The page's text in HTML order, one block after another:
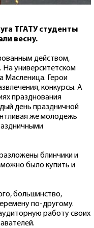
ТГАТУ студенты
весну.
действом,
университетском
Масленица. Герои
конкурсы. А
празднования
день праздничной
же молодежь
блинчики и
можно было купить и
большинство,
по-другому.
работу своих